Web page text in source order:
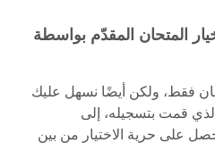
المتحان المقدّم بواسطة
فقط، ولكن أيضًا نسهل عليك
الذي قمت بتسجيله، إلى
على حرية الاختيار من بين